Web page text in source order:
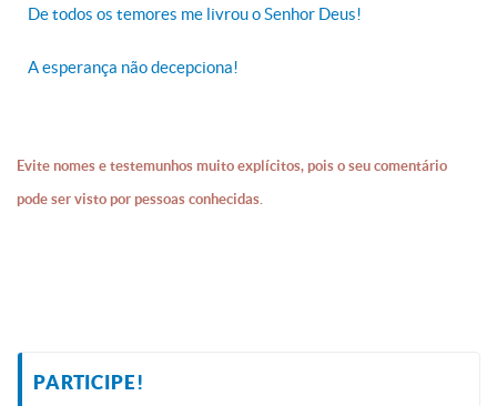
De todos os temores me livrou o Senhor Deus!
A esperança não decepciona!
Evite nomes e testemunhos muito explícitos, pois o seu comentário
pode ser visto por pessoas conhecidas.
PARTICIPE!